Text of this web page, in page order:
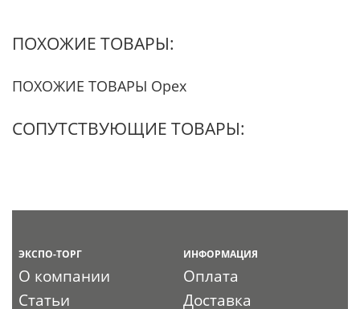
ПОХОЖИЕ ТОВАРЫ:
ПОХОЖИЕ ТОВАРЫ Орех
СОПУТСТВУЮЩИЕ ТОВАРЫ:
ЭКСПО-ТОРГ
О компании
Статьи
ИНФОРМАЦИЯ
Оплата
Доставка